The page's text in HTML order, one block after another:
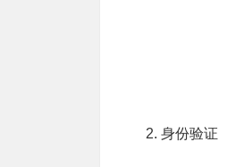
身份验证